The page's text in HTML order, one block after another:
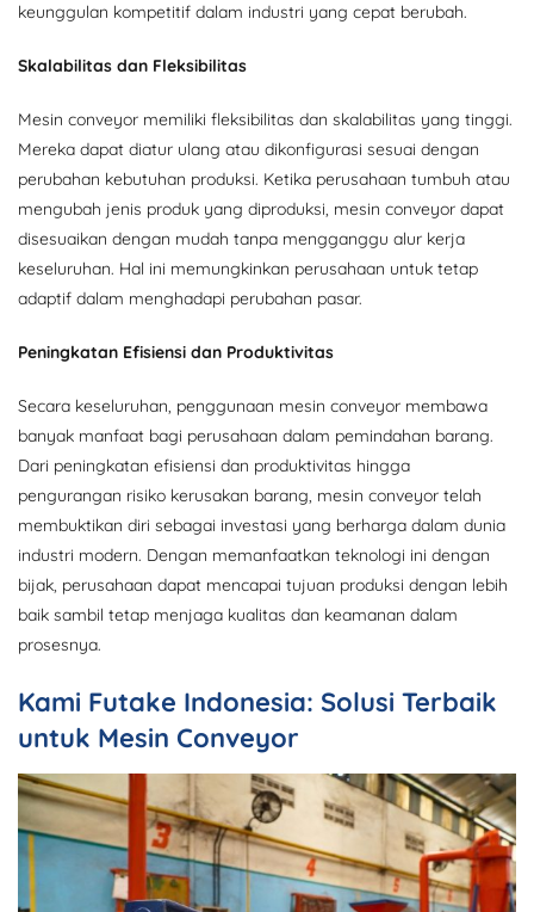
keunggulan kompetitif dalam industri yang cepat berubah.
Skalabilitas dan Fleksibilitas
Mesin conveyor memiliki fleksibilitas dan skalabilitas yang tinggi.
Mereka dapat diatur ulang atau dikonfigurasi sesuai dengan
perubahan kebutuhan produksi. Ketika perusahaan tumbuh atau
mengubah jenis produk yang diproduksi, mesin conveyor dapat
disesuaikan dengan mudah tanpa mengganggu alur kerja
keseluruhan. Hal ini memungkinkan perusahaan untuk tetap
adaptif dalam menghadapi perubahan pasar.
Peningkatan Efisiensi dan Produktivitas
Secara keseluruhan, penggunaan mesin conveyor membawa
banyak manfaat bagi perusahaan dalam pemindahan barang.
Dari peningkatan efisiensi dan produktivitas hingga
pengurangan risiko kerusakan barang, mesin conveyor telah
membuktikan diri sebagai investasi yang berharga dalam dunia
industri modern. Dengan memanfaatkan teknologi ini dengan
bijak, perusahaan dapat mencapai tujuan produksi dengan lebih
baik sambil tetap menjaga kualitas dan keamanan dalam
prosesnya.
Kami Futake Indonesia: Solusi Terbaik
untuk Mesin Conveyor